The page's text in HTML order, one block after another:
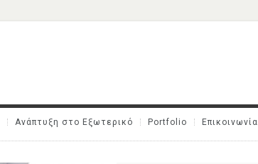
Ανάπτυξη στο Εξωτερικό Portfolio Επικοινωνία